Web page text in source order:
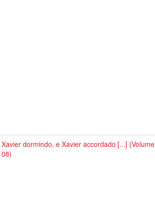
Xavier dormindo, e Xavier accordado [...] (Volume
08)